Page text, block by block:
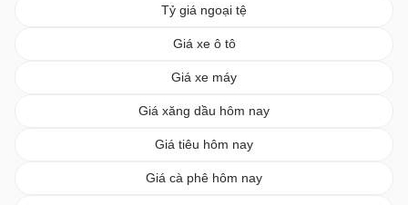
Tỷ giá ngoại tệ
Giá xe ô tô
Giá xe máy
Giá xăng dầu hôm nay
Giá tiêu hôm nay
Giá cà phê hôm nay